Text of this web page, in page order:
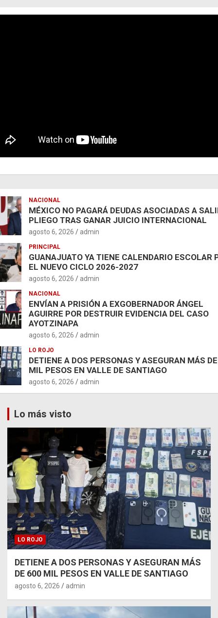
NACIONAL
MÉXICO NO PAGARÁ DEUDAS ASOCIADAS A
PLIEGO TRAS GANAR JUICIO INTERNACIONAL
agosto 6, 2026 admin
PRINCIPAL
GUANAJUATO YA TIENE CALENDARIO ESCOLAR
EL NUEVO CICLO 2026-2027
agosto 6, 2026 admin
NACIONAL
ENVÍAN A PRISIÓN A EXGOBERNADOR ÁNGEL
AGUIRRE POR DESTRUIR EVIDENCIA DEL CASO
AYOTZINAPA
agosto 6, 2026 admin
LO ROJO
DETIENE A DOS PERSONAS Y ASEGURAN MÁS
MIL PESOS EN VALLE DE SANTIAGO
agosto 6, 2026 admin
Lo más visto
LO ROJO
DETIENE A DOS PERSONAS Y ASEGURAN MÁS
DE 600 MIL PESOS EN VALLE DE SANTIAGO
agosto 6, 2026 admin